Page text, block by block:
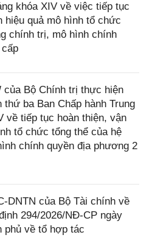
khóa XIV về việc tiếp tục
hiệu quả mô hình tổ chức
chính trị, mô hình chính
của Bộ Chính trị thực hiện
thứ ba Ban Chấp hành Trung
về tiếp tục hoàn thiện, vận
tổ chức tổng thể của hệ
chính quyền địa phương 2
DNTN của Bộ Tài chính về
294/2026/NĐ-CP ngày
phủ về tổ hợp tác